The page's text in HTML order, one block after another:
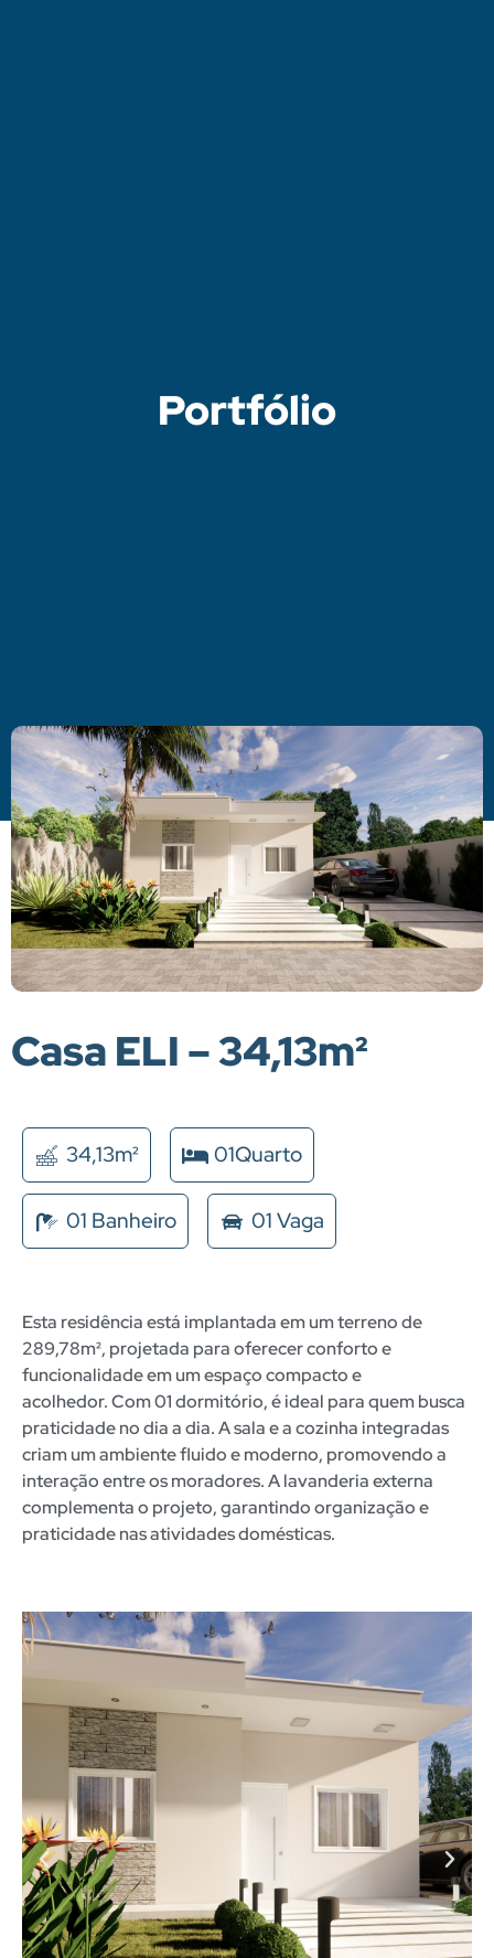
Portfólio
Casa ELI – 34,13m²
34,13m² 01Quarto
01 Banheiro 01 Vaga
Esta residência está implantada em um terreno de
289,78m², projetada para oferecer conforto e
funcionalidade em um espaço compacto e
acolhedor.Com 01 dormitório, é ideal para quem busca
praticidade no dia a dia.A sala e a cozinha integradas
criam um ambiente fluido e moderno, promovendo a
interação entre os moradores.A lavanderia externa
complementa o projeto, garantindo organização e
praticidade nas atividades domésticas.